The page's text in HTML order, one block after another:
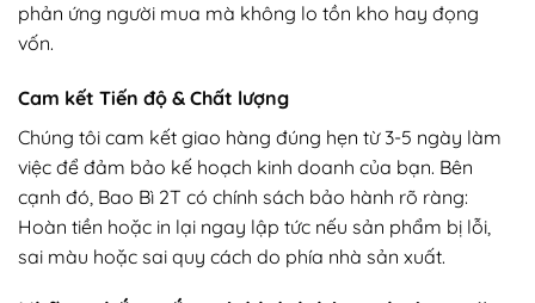
phản ứng người mua mà không lo tồn kho hay đọng
vốn.
Cam kết Tiến độ & Chất lượng
Chúng tôi cam kết giao hàng đúng hẹn từ 3-5 ngày làm
việc để đảm bảo kế hoạch kinh doanh của bạn. Bên
cạnh đó, Bao Bì 2T có chính sách bảo hành rõ ràng:
Hoàn tiền hoặc in lại ngay lập tức nếu sản phẩm bị lỗi,
sai màu hoặc sai quy cách do phía nhà sản xuất.